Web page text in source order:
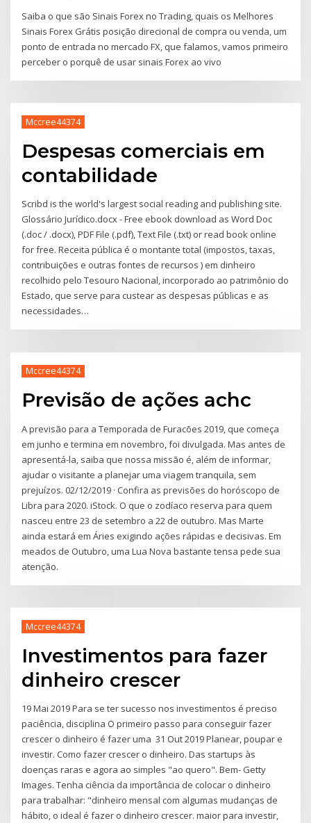
Saiba o que são Sinais Forex no Trading, quais os Melhores
Sinais Forex Grátis posição direcional de compra ou venda, um
ponto de entrada no mercado FX, que falamos, vamos primeiro
perceber o porquê de usar sinais Forex ao vivo
Mccree44374
Despesas comerciais em
contabilidade
Scribd is the world's largest social reading and publishing site.
Glossário Jurídico.docx - Free ebook download as Word Doc
(.doc / .docx), PDF File (.pdf), Text File (.txt) or read book online
for free. Receita pública é o montante total (impostos, taxas,
contribuições e outras fontes de recursos ) em dinheiro
recolhido pelo Tesouro Nacional, incorporado ao patrimônio do
Estado, que serve para custear as despesas públicas e as
necessidades…
Mccree44374
Previsão de ações achc
A previsão para a Temporada de Furacões 2019, que começa
em junho e termina em novembro, foi divulgada. Mas antes de
apresentá-la, saiba que nossa missão é, além de informar,
ajudar o visitante a planejar uma viagem tranquila, sem
prejuízos. 02/12/2019 · Confira as previsões do horóscopo de
Libra para 2020. iStock. O que o zodíaco reserva para quem
nasceu entre 23 de setembro a 22 de outubro. Mas Marte
ainda estará em Áries exigindo ações rápidas e decisivas. Em
meados de Outubro, uma Lua Nova bastante tensa pede sua
atenção.
Mccree44374
Investimentos para fazer
dinheiro crescer
19 Mai 2019 Para se ter sucesso nos investimentos é preciso
paciência, disciplina O primeiro passo para conseguir fazer
crescer o dinheiro é fazer uma 31 Out 2019 Planear, poupar e
investir. Como fazer crescer o dinheiro. Das startups às
doenças raras e agora ao simples "ao quero". Bem- Getty
Images. Tenha ciência da importância de colocar o dinheiro
para trabalhar: "dinheiro mensal com algumas mudanças de
hábito, o ideal é fazer o dinheiro crescer. maior para investir,